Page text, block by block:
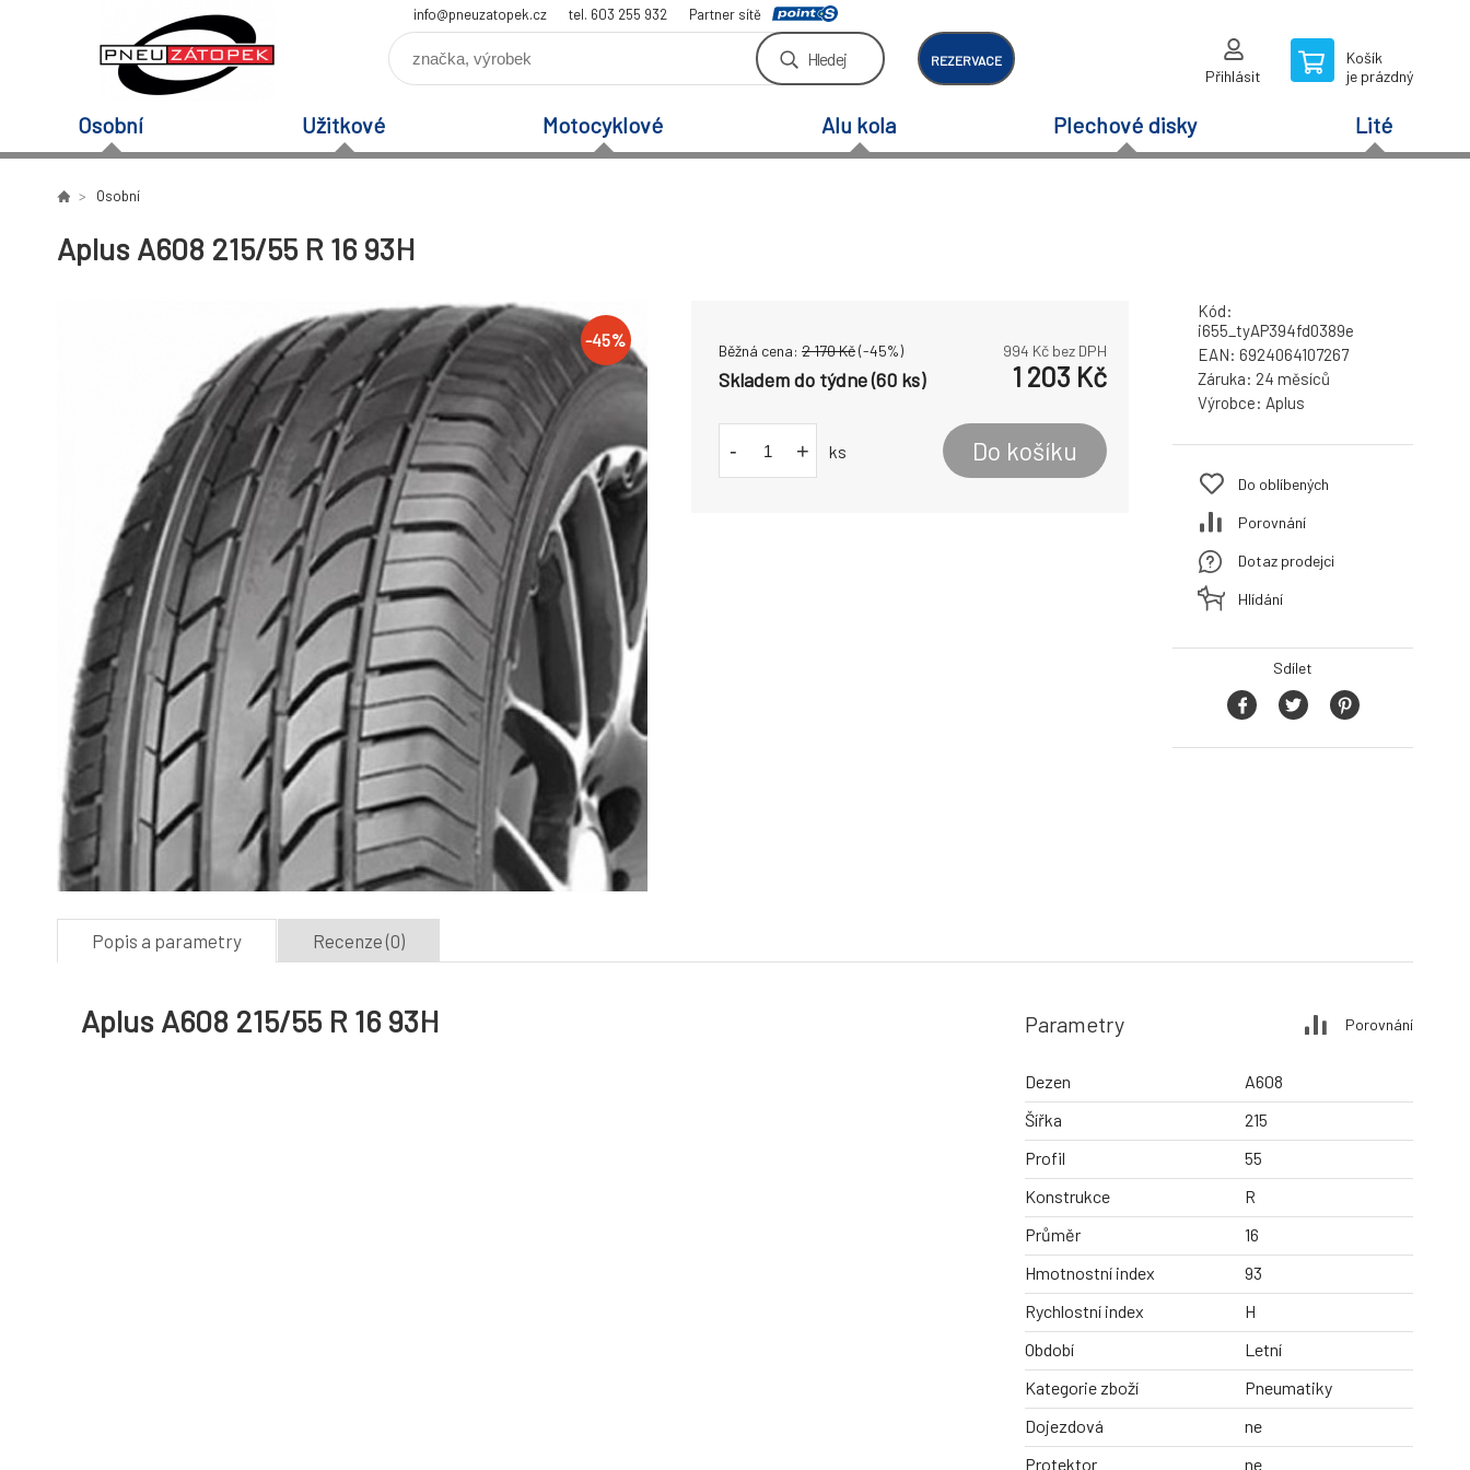
info@pneuzatopek.cz tel. 603 255 932 Partner sítě
Hledej REZERVACE
Přihlásit
Košík
je prázdný
Osobní Užitkové Motocyklové Alu kola Plechové disky Lité
Osobní
Aplus A608 215/55 R 16 93H
-45%
Běžná cena: 2 170Kč(-45%) 994 Kč bez DPH
Skladem do týdne (60 ks) 1 203 Kč
- + ks Do košíku
Kód:
i655_tyAP394fd0389e
EAN: 6924064107267
Záruka: 24 měsíců
Výrobce: Aplus
Do oblíbených
Porovnání
Dotaz prodejci
Hlídání
Sdílet
Popis a parametry Recenze (0)
Aplus A608 215/55 R 16 93H Parametry Porovnání
Dezen
A608
Šířka
215
Profil
55
Konstrukce
R
Průměr
16
Hmotnostní index
93
Rychlostní index
H
Období
Letní
Kategorie zboží
Pneumatiky
Dojezdová
ne
Protektor
ne